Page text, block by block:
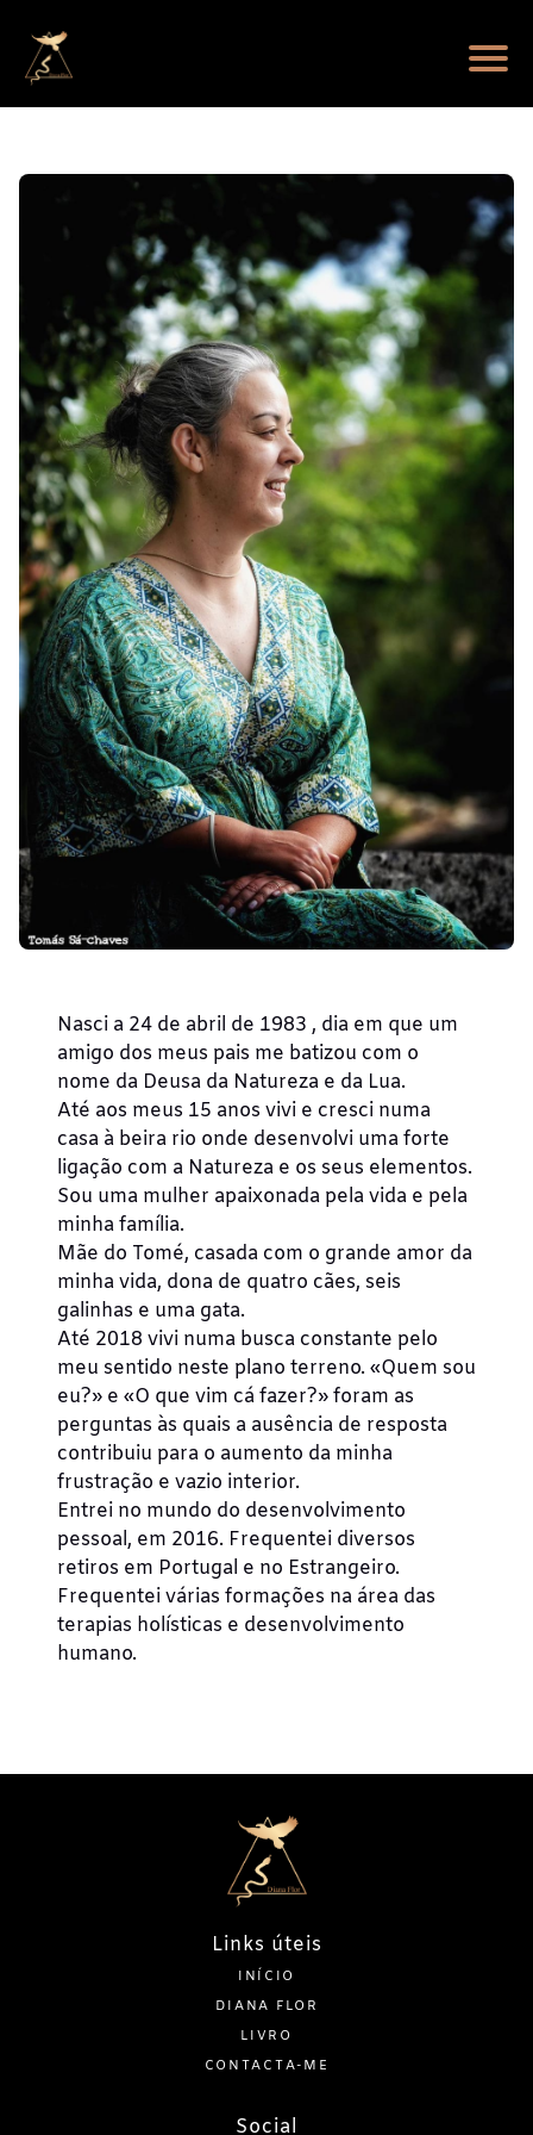
Nasci a 24 de abril de 1983 , dia em que um
amigo dos meus pais me batizou com o
nome da Deusa da Natureza e da Lua.
Até aos meus 15 anos vivi e cresci numa
casa à beira rio onde desenvolvi uma forte
ligação com a Natureza e os seus elementos.
Sou uma mulher apaixonada pela vida e pela
minha família.
Mãe do Tomé, casada com o grande amor da
minha vida, dona de quatro cães, seis
galinhas e uma gata.
Até 2018 vivi numa busca constante pelo
meu sentido neste plano terreno. «Quem sou
eu?» e «O que vim cá fazer?» foram as
perguntas às quais a ausência de resposta
contribuiu para o aumento da minha
frustração e vazio interior.
Entrei no mundo do desenvolvimento
pessoal, em 2016. Frequentei diversos
retiros em Portugal e no Estrangeiro.
Frequentei várias formações na área das
terapias holísticas e desenvolvimento
humano.
Links úteis
INÍCIO
DIANA FLOR
LIVRO
CONTACTA-ME
Social